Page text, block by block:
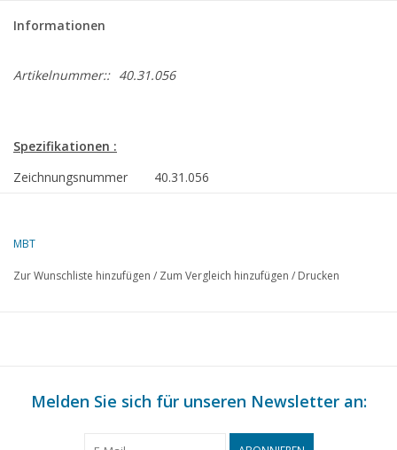
Informationen
Artikelnummer:: 40.31.056
Spezifikationen :
Zeichnungsnummer
40.31.056
Beschreibung
Qualität
E
Anzahl Blätter A0
0
MBT
Zur Wunschliste hinzufügen / Zum Vergleich hinzufügen / Drucken
Melden Sie sich für unseren Newsletter an: